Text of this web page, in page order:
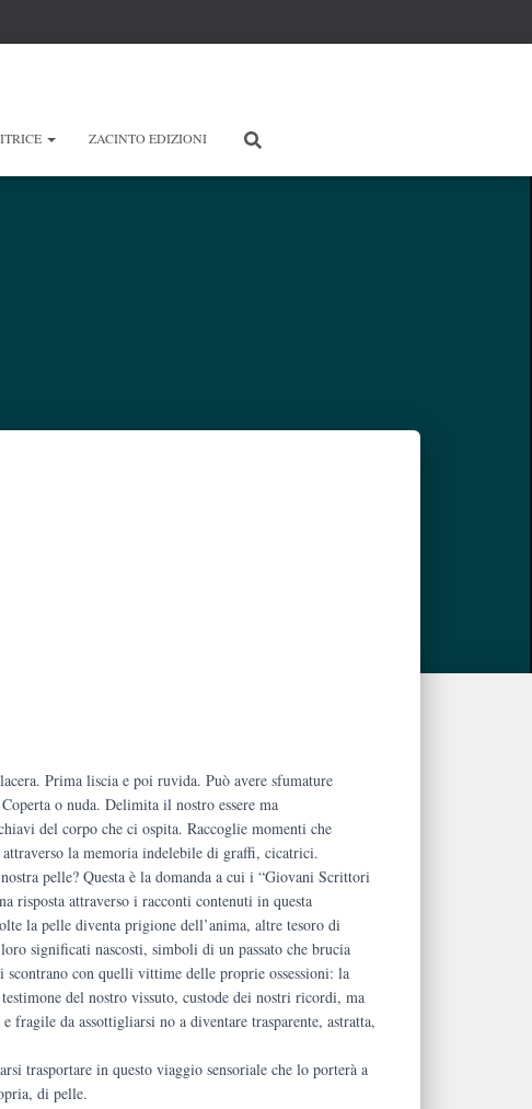
ZACINTO EDIZIONI
Prima liscia e poi ruvida. Può avere sfumature
o nuda. Delimita il nostro essere ma
del corpo che ci ospita. Raccoglie momenti che
la memoria indelebile di graffi, cicatrici.
pelle? Questa è la domanda a cui i “Giovani Scrittori
risposta attraverso i racconti contenuti in questa
la pelle diventa prigione dell’anima, altre tesoro di
significati nascosti, simboli di un passato che brucia
scontrano con quelli vittime delle proprie ossessioni: la
del nostro vissuto, custode dei nostri ricordi, ma
fragile da assottigliarsi no a diventare trasparente, astratta,
trasportare in questo viaggio sensoriale che lo porterà a
di pelle.